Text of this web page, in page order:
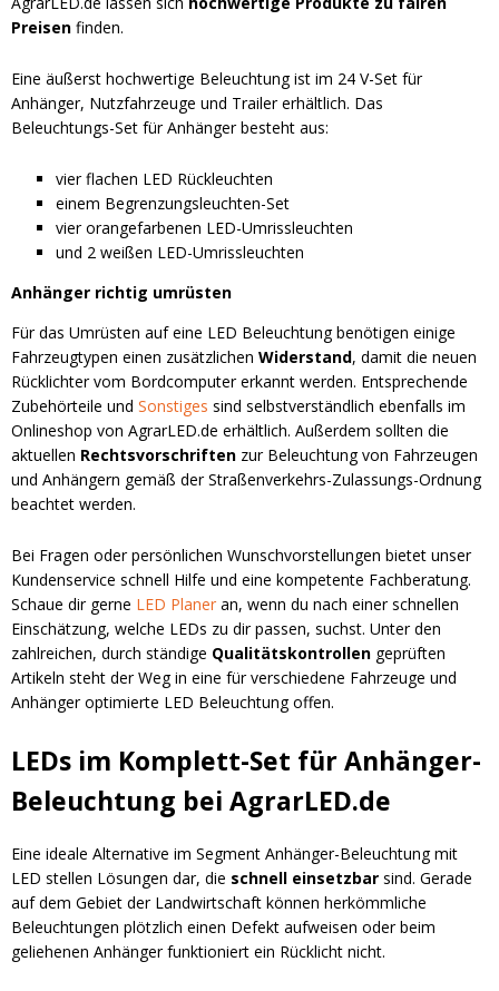
Preisen finden.
Eine äußerst hochwertige Beleuchtung ist im 24 V-Set für
Anhänger, Nutzfahrzeuge und Trailer erhältlich. Das
Beleuchtungs-Set für Anhänger besteht aus:
vier flachen LED Rückleuchten
einem Begrenzungsleuchten-Set
vier orangefarbenen LED-Umrissleuchten
und 2 weißen LED-Umrissleuchten
Anhänger richtig umrüsten
Für das Umrüsten auf eine LED Beleuchtung benötigen einige
Fahrzeugtypen einen zusätzlichen Widerstand, damit die neuen
Rücklichter vom Bordcomputer erkannt werden. Entsprechende
Zubehörteile und Sonstiges sind selbstverständlich ebenfalls im
Onlineshop von AgrarLED.de erhältlich. Außerdem sollten die
aktuellen Rechtsvorschriften zur Beleuchtung von Fahrzeugen
und Anhängern gemäß der Straßenverkehrs-Zulassungs-Ordnung
beachtet werden.
Bei Fragen oder persönlichen Wunschvorstellungen bietet unser
Kundenservice schnell Hilfe und eine kompetente Fachberatung.
Schaue dir gerne LED Planer an, wenn du nach einer schnellen
Einschätzung, welche LEDs zu dir passen, suchst. Unter den
zahlreichen, durch ständige Qualitätskontrollen geprüften
Artikeln steht der Weg in eine für verschiedene Fahrzeuge und
Anhänger optimierte LED Beleuchtung offen.
LEDs im Komplett-Set für Anhänger-
Beleuchtung bei AgrarLED.de
Eine ideale Alternative im Segment Anhänger-Beleuchtung mit
LED stellen Lösungen dar, die schnell einsetzbar sind. Gerade
auf dem Gebiet der Landwirtschaft können herkömmliche
Beleuchtungen plötzlich einen Defekt aufweisen oder beim
geliehenen Anhänger funktioniert ein Rücklicht nicht.